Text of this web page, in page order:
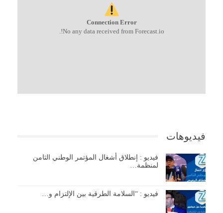
Connection Error
No any data received from Forecast.io!.
فيديوهات
فيديو : إنطلاق أشغال المؤتمر الوطني الثامن
لمنظمة…
فيديو : “السلامة الطرقية بين الإلتزام و…